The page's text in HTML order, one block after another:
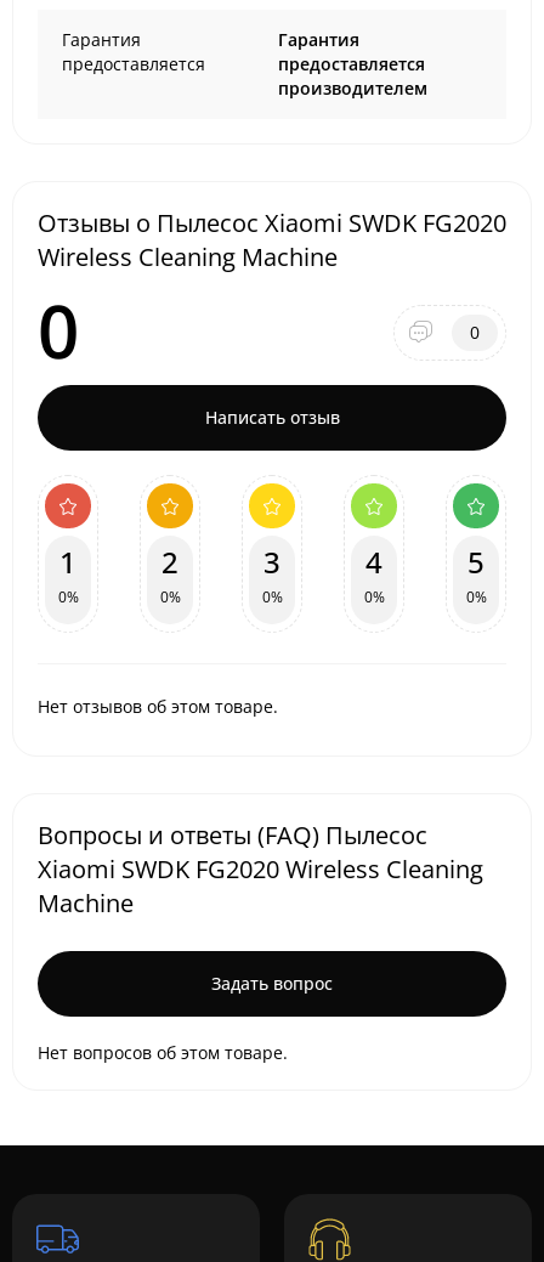
Гарантия
предоставляется
Гарантия
предоставляется
производителем
Отзывы о Пылесос Xiaomi SWDK FG2020
Wireless Cleaning Machine
0 0
Написать отзыв
1
0%
2
0%
3
0%
4
0%
5
0%
Нет отзывов об этом товаре.
Вопросы и ответы (FAQ) Пылесос
Xiaomi SWDK FG2020 Wireless Cleaning
Machine
Задать вопрос
Нет вопросов об этом товаре.